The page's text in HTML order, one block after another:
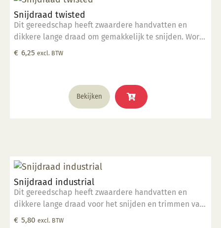
Snijdraad twisted
Dit gereedschap heeft zwaardere handvatten en
dikkere lange draad om gemakkelijk te snijden. Wordt
geleverd in een hitteverzegelde polybag.
€ 6,25 excl. BTW
Bekijken
Snijdraad industrial
Dit gereedschap heeft zwaardere handvatten en
dikkere lange draad voor het snijden en trimmen van
grote kleimassa's. komt in een hitte verzegelde
€ 5,80 excl. BTW